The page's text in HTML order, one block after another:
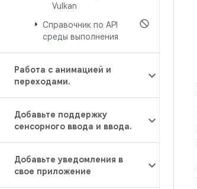
Vulkan
Справочник по API
среды выполнения
Работа с анимацией и
переходами.
Добавьте поддержку
сенсорного ввода и ввода.
Добавьте уведомления в
свое приложение